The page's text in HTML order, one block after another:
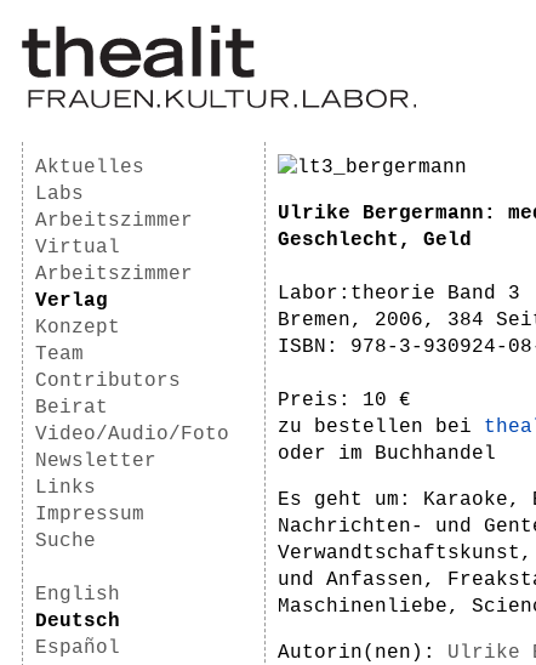
Aktuelles
Labs
Arbeitszimmer
Virtual
Arbeitszimmer
Verlag
Konzept
Team
Contributors
Beirat
Video/Audio/Foto
Newsletter
Links
Impressum
Suche
English
Deutsch
Español
Ulrike Bergermann:
Geschlecht, Geld
Labor:theorie Band 3
Bremen, 2006, 384
ISBN: 978-3-930924-
Preis: 10 €
zu bestellen bei
oder im Buchhandel
Es geht um: Karaoke,
Nachrichten- und
und Anfassen,
Maschinenliebe,
Autorin(nen): Ulrike